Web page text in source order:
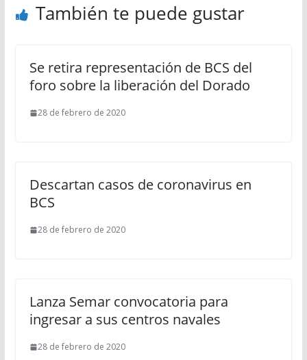
También te puede gustar
Se retira representación de BCS del
foro sobre la liberación del Dorado
28 de febrero de 2020
Descartan casos de coronavirus en
BCS
28 de febrero de 2020
Lanza Semar convocatoria para
ingresar a sus centros navales
28 de febrero de 2020